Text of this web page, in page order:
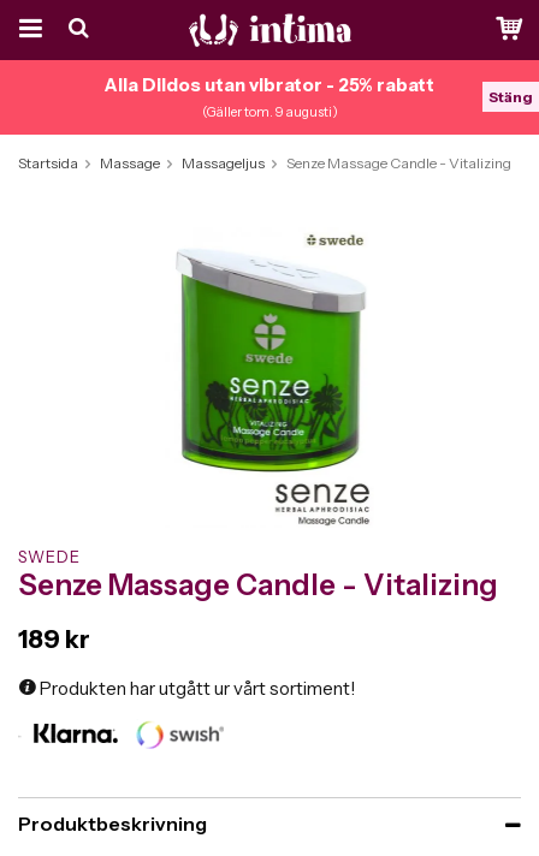
Alla Dildos utan vibrator - 25% rabatt
(Gäller tom. 9 augusti)
Stäng
Startsida Massage Massageljus Senze Massage Candle - Vitalizing
SWEDE
Senze Massage Candle - Vitalizing
189 kr
Produkten har utgått ur vårt sortiment!
Produktbeskrivning